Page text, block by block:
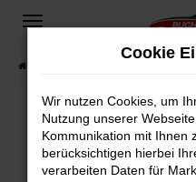
Zum
springen
Fehler:
Cookie
Wir nutzen Cookies, um
Nutzung unserer
Kommunikation mit Ihnen
berücksichtigen hierbei
verarbeiten Daten für